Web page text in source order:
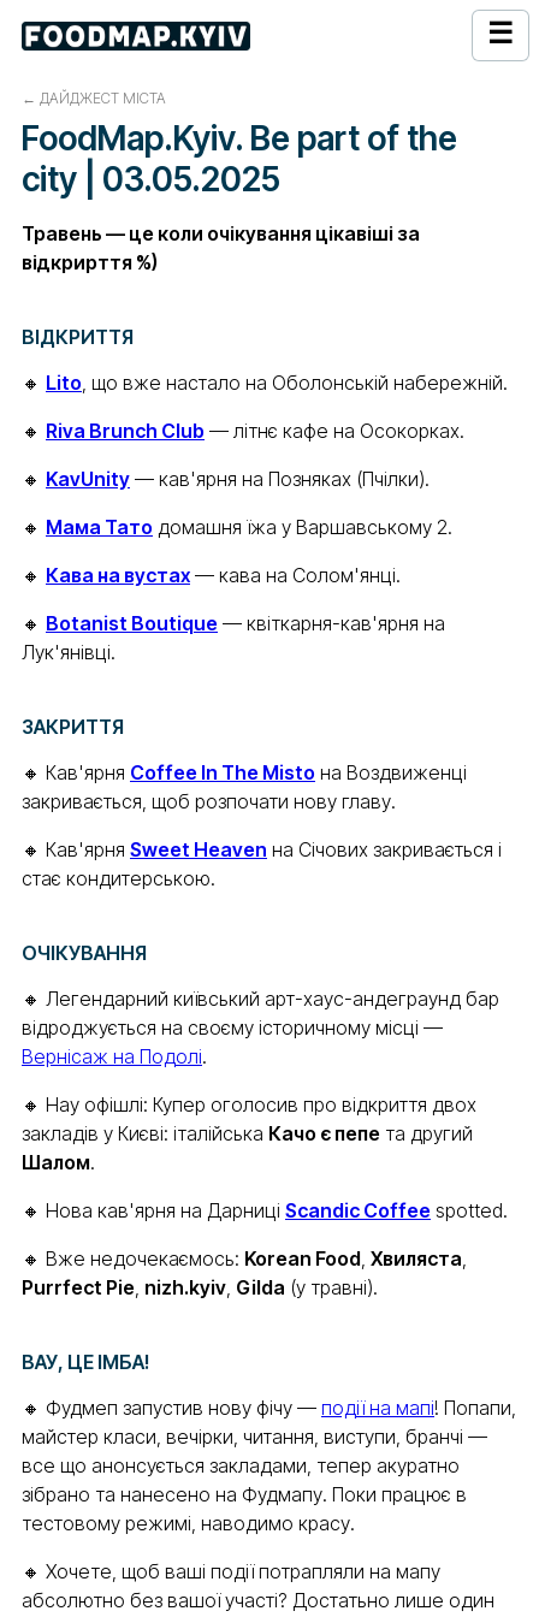
☰
← ДАЙДЖЕСТ МІСТА
FoodMap.Kyiv. Be part of the
city | 03.05.2025
Травень — це коли очікування цікавіші за
відкрирття %)
ВІДКРИТТЯ
🔸 Lito, що вже настало на Оболонській набережній.
🔸 Riva Brunch Club — літнє кафе на Осокорках.
🔸 KavUnity — кав'ярня на Позняках (Пчілки).
🔸 Мама Тато домашня їжа у Варшавському 2.
🔸 Кава на вустах — кава на Солом'янці.
🔸 Botanist Boutique — квіткарня-кав'ярня на
Лук'янівці.
ЗАКРИТТЯ
🔸 Кав'ярня Coffee In The Misto на Воздвиженці
закривається, щоб розпочати нову главу.
🔸 Кав'ярня Sweet Heaven на Січових закривається і
стає кондитерською.
ОЧІКУВАННЯ
🔸 Легендарний київський арт-хаус-андеграунд бар
відроджується на своєму історичному місці —
Вернісаж на Подолі.
🔸 Нау офішлі: Купер оголосив про відкриття двох
закладів у Києві: італійська Качо є пепе та другий
Шалом.
🔸 Нова кав'ярня на Дарниці Scandic Coffee spotted.
🔸 Вже недочекаємось: Korean Food, Хвиляста,
Purrfect Pie, nizh.kyiv, Gilda (у травні).
ВАУ, ЦЕ ІМБА!
🔸 Фудмеп запустив нову фічу — події на мапі! Попапи,
майстер класи, вечірки, читання, виступи, бранчі —
все що анонсується закладами, тепер акуратно
зібрано та нанесено на Фудмапу. Поки працює в
тестовому режимі, наводимо красу.
🔸 Хочете, щоб ваші події потрапляли на мапу
абсолютно без вашої участі? Достатьно лише один